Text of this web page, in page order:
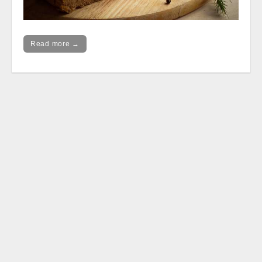
Read more →